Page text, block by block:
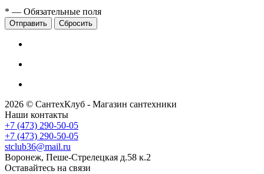
* — Обязательные поля
Сбросить
2026 © СантехКлуб - Магазин сантехники
Наши контакты
+7 (473) 290-50-05
+7 (473) 290-50-05
stclub36@mail.ru
Воронеж, Пеше-Стрелецкая д.58 к.2
Оставайтесь на связи